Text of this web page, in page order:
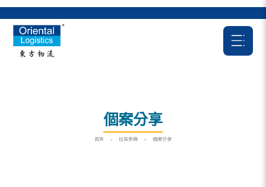
個案分享
首頁 > 社區參與 > 個案分享